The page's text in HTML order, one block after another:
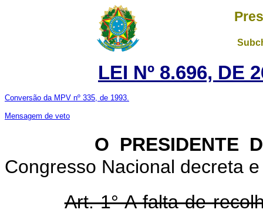
LEI Nº 8.696, DE
Conversão da MPV nº 335, de 1993.
Mensagem de veto
O PRESIDENTE
Congresso Nacional decreta
Art. 1° A falta de